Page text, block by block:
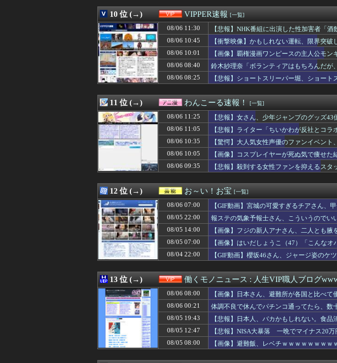
08/06 10:35
【ファーム試合実況】ヤクルトvs広島 8/6/10:30
08/06 10:35
【驚愕】大人気女性声優のファンイベント、国境を超え
08/06 10:34
ボクシング元世界王者・薬師寺保栄被告 養子縁組届を
08/06 10:33
【悲報】高野連「暑熱対策で第2試合は13:30プレイボー
08/06 10:33
【朗報】のんさん(33)のちょうどいいボディーライン
08/06 10:32
【速報】FIFA会長、過ち認め「心から謝罪」←頭を丸め
08/06 10:31
斎藤佑樹「高校野球７イニング制に大賛成」 田中将大
08/06 10:31
結婚考えてた女の子が母親から虐待受けてたんやが
08/06 10:31
【銀魂】G.E.M.シリーズ「神楽[限定復刻版再販)]」フィ
08/06 10:30
【高校野球】甲子園開幕戦で女性審判員が初めて球審を務
08/06 10:30
【グラオRUSH】ダイナムのクレーンゲーム店、今月2店
08/06 10:30
【原神】星拡散実装でチャスカまた活躍するね ただチャ
08/06 10:30
【これは重い】貴重品を取りに店舗へ戻った従業員3人
08/06 10:30
既婚男性「大学院生のころにオカリナ教えた小学生が現
08/06 10:30
昨日のDeNA宮下朝陽のファインプレーｗｗｗｗｗ
2Dアクションゲーム『魔神少女エピソード4 届ける想い』
【悲報】お胸が大きすぎるせいでアイドルのオーディシ
08/06 10:30
ふと思った。娘は俺に似てない、って。そして調べた
08/06 10:30
クラピカ、エンペラータイムを長時間やりすぎて寿命が
08/06 10:30
【海外の反応】ジョン・オルルードって「劣化版・元祖
08/06 10:29
俺「元カノの写真も思い出だから入れよう」婚約者「結
08/06 10:29
【悲報】”ちいかわ”のモモンガ退場まであと残り数話か
08/06 10:29
【2026年熊本地震】7人犠牲のイオンモール熊本、避難
08/06 10:29
中国「アメリカさぁ、調子乗ってるからお前らが頼って
08/06 10:26
ロングはリリーフに戻すかな？
08/06 10:25
sex射精ﾜｲ「オラ！孕め！ｗｗｗｗｗｗｗｗｗｗ」彼女「
08/06 10:25
ドラクエ13以降のキャラデザは誰が相応しい？
08/06 10:21
【ガンダム】アッザムのいいところで30レスくらいを目
08/06 10:19
【動画】アメリカのトー横、えっちすぎるｗｗｗ
08/06 10:19
今まで沈黙を保っていた例の男が反高市活動を再開した
08/06 10:18
【衝撃】マツダ、CX-5がバカ売れで黒字転換ｗｗｗｗ
08/06 10:16
【櫻坂46】まさかの知らせも... Buddies、続々と公開収
08/06 10:16
（ ´_ゝ`）中道幹事長、食料品消費税2年間1%の閣議決
08/06 10:16
【FF14】Switch2版の携帯モードで絶アレキ時間切れま
08/06 10:16
【悲報】侍ジャパン「監督やって」イチロー・松井秀喜
08/06 10:15
妹から突然「座って用を足して」と真剣にお願いされた
08/06 10:15
元カノが別の男の精液子宮にしこたま溜め込んで帰って
10 位 (→) VIPPER速報 [一覧]
08/06 11:30
【悲報】NHK番組に出演した性加害者「酒
08/06 10:45
【衝撃映像】かもしれない運転、限界突破
08/06 10:01
【画像】覇権漫画ワンピースの主人公モ
08/06 08:40
鈴木紗理奈「ボランティアはもちろんだが
08/06 08:25
【悲報】ショートスリーパー堀、ショー
11 位 (→) わんこーる速報！ [一覧]
08/06 11:25
【悲報】女さん、少年ジャンプのグッズ
08/06 11:05
【悲報】ライター「ちいかわが反社とコラ
08/06 10:35
【驚愕】大人気女性声優のファンイベント
08/06 10:05
【画像】コスプレイヤーが死ぬ気で痩せた
08/06 09:35
【悲報】殺到する女性ファンを抑えるス
12 位 (→) お～い！お宝 [一覧]
08/06 07:00
【GIF動画】宮城の可愛すぎるチアさん、
08/05 22:00
報ステの気象予報士さん、こういうのでい
08/05 14:00
【画像】フジの新人アナさん、二人とも腋
08/05 07:00
【画像】はいだしょうこ（47）「こんなオ
08/04 22:00
【GIF動画】櫻坂46さん、ジャージ姿のケ
13 位 (→) 働くモノニュース : 人生VIP職人ブログ
08/06 08:00
【画像】日本さん、避難所が各国と比べて
08/06 00:21
体調不良で休んでパチンコ通ってたら、数
08/05 19:43
【悲報】日本人、バカかもしれない。食
08/05 12:47
【悲報】NISA大暴落 一晩でマイナス20万
08/05 08:00
【画像】避難飯、レベチｗｗｗｗｗｗｗｗ